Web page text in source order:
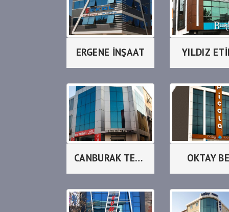
ERGENE İNŞAAT YILDIZ
CANBURAK TEKSTİL OKTAY